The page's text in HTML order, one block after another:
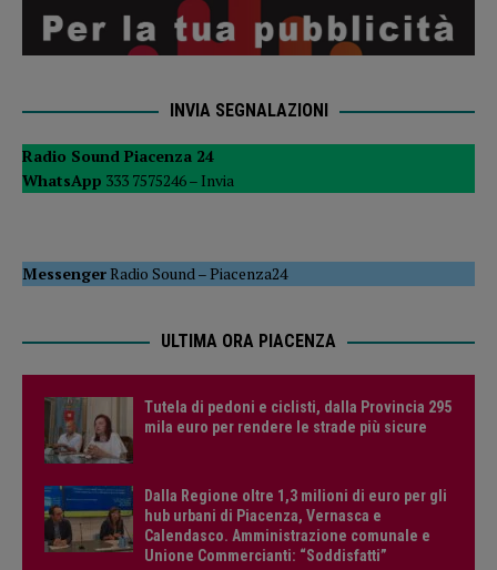
INVIA SEGNALAZIONI
Radio Sound Piacenza 24
WhatsApp 333 7575246 – Invia
MessengerRadio Sound –Piacenza24
ULTIMA ORA PIACENZA
Tutela di pedoni e ciclisti, dalla Provincia 295
mila euro per rendere le strade più sicure
Dalla Regione oltre 1,3 milioni di euro per gli
hub urbani di Piacenza, Vernasca e
Calendasco. Amministrazione comunale e
Unione Commercianti: “Soddisfatti”